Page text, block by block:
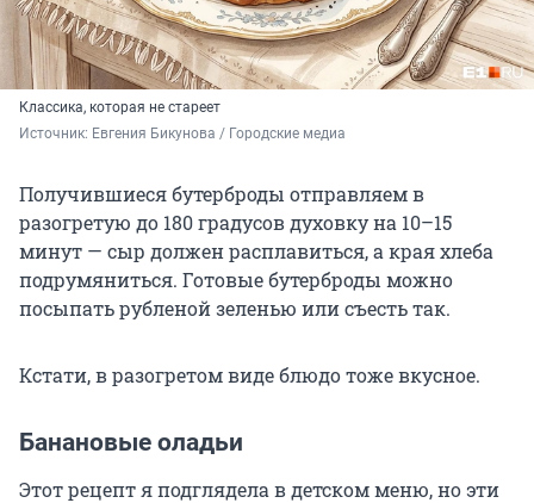
Классика, которая не стареет
Источник: Евгения Бикунова / Городские медиа
Получившиеся бутерброды отправляем в
разогретую до 180 градусов духовку на 10–15
минут — сыр должен расплавиться, а края хлеба
подрумяниться. Готовые бутерброды можно
посыпать рубленой зеленью или съесть так.
Кстати, в разогретом виде блюдо тоже вкусное.
Банановые оладьи
Этот рецепт я подглядела в детском меню, но эти